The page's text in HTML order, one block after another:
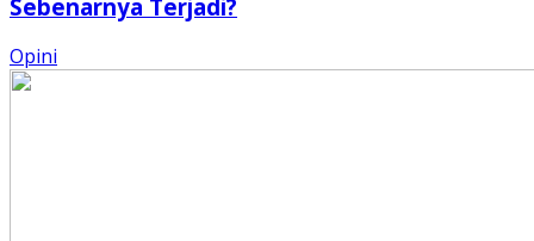
Sebenarnya Terjadi?
Opini